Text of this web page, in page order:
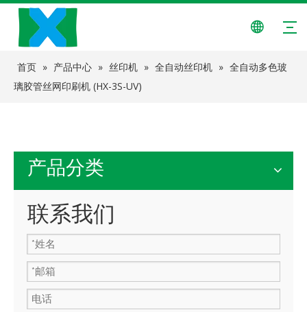
首页 » 产品中心 » 丝印机 » 全自动丝印机 » 全自动多色玻
璃胶管丝网印刷机 (HX-3S-UV)
产品分类
联系我们